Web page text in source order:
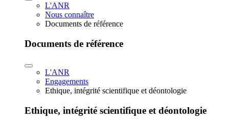
L'ANR
Nous connaître
Documents de référence
Documents de référence
L'ANR
Engagements
Ethique, intégrité scientifique et déontologie
Ethique, intégrité scientifique et déontologie